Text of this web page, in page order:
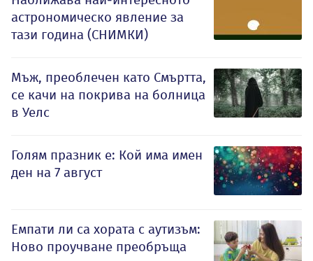
астрономическо явление за
тази година (СНИМКИ)
Мъж, преоблечен като Смъртта,
се качи на покрива на болница
в Уелс
Голям празник е: Кой има имен
ден на 7 август
Емпати ли са хората с аутизъм:
Ново проучване преобръща